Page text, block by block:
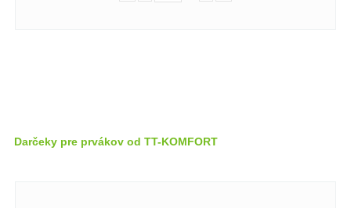
Darčeky pre prvákov od TT-KOMFORT